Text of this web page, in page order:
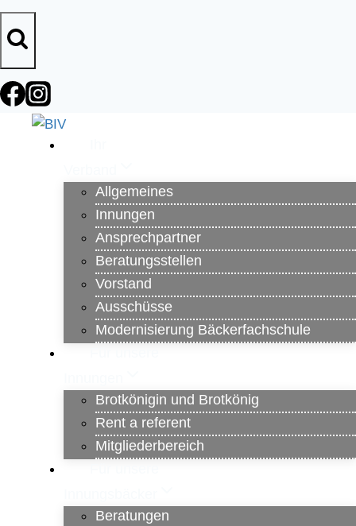
Zum
Inhalt
springen
Allgemeines
Innungen
Ansprechpartner
Beratungsstellen
Vorstand
Ausschüsse
Modernisierung Bäckerfachschule
Brotkönigin und Brotkönig
Rent a referent
Mitgliederbereich
Beratungen